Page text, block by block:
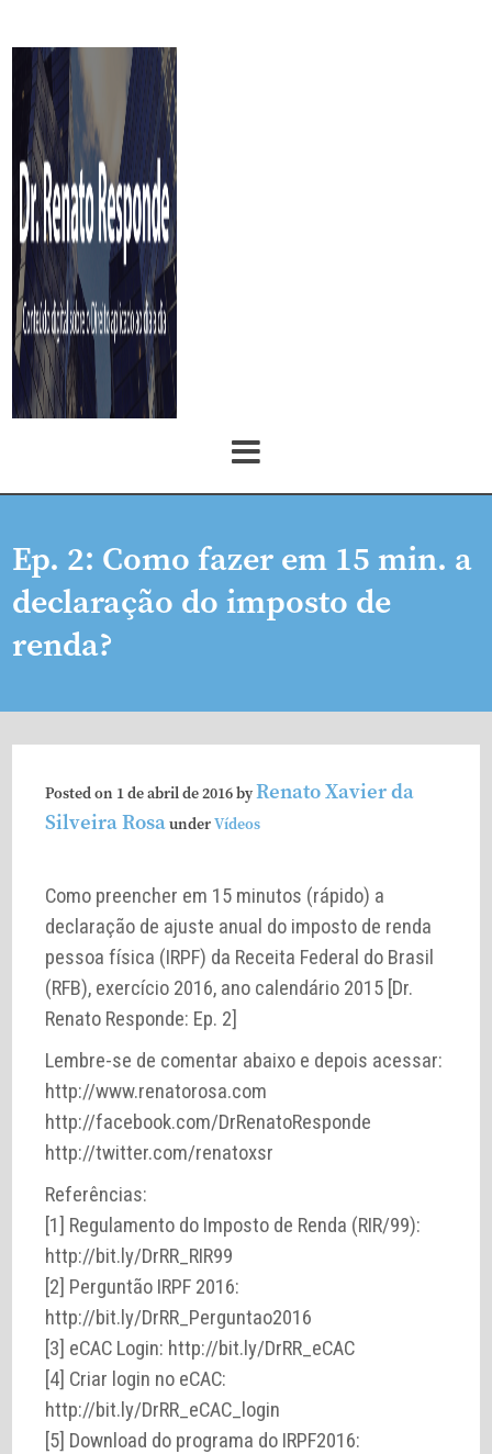
Ep. 2: Como fazer em 15 min. a
declaração do imposto de
renda?
Posted on 1 de abril de 2016byRenato Xavier da
Silveira RosaunderVídeos
Como preencher em 15 minutos (rápido) a
declaração de ajuste anual do imposto de renda
pessoa física (IRPF) da Receita Federal do Brasil
(RFB), exercício 2016, ano calendário 2015 [Dr.
Renato Responde: Ep. 2]
Lembre-se de comentar abaixo e depois acessar:
http://www.renatorosa.com
http://facebook.com/DrRenatoResponde
http://twitter.com/renatoxsr
Referências:
[1] Regulamento do Imposto de Renda (RIR/99):
http://bit.ly/DrRR_RIR99
[2] Perguntão IRPF 2016:
http://bit.ly/DrRR_Perguntao2016
[3] eCAC Login: http://bit.ly/DrRR_eCAC
[4] Criar login no eCAC:
http://bit.ly/DrRR_eCAC_login
[5] Download do programa do IRPF2016: